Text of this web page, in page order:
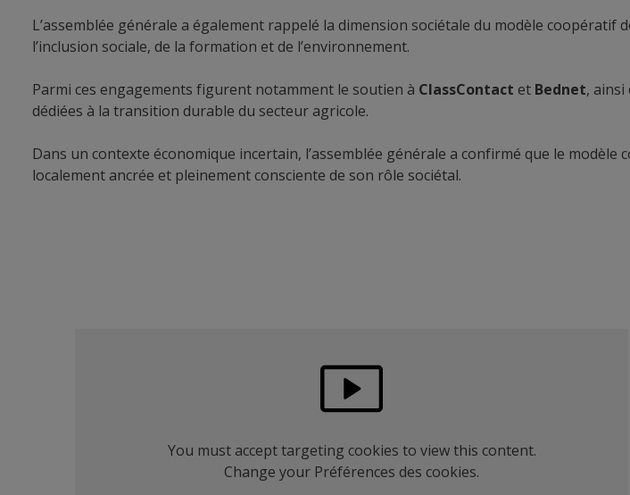
L’assemblée générale a également rappelé la dimension sociétale du modèle
l’inclusion sociale, de la formation et de l’environnement.
Parmi ces engagements figurent notamment le soutien à ClassContact et Bednet, ainsi
dédiées à la transition durable du secteur agricole.
Dans un contexte économique incertain, l’assemblée générale a confirmé que le
localement ancrée et pleinement consciente de son rôle sociétal.